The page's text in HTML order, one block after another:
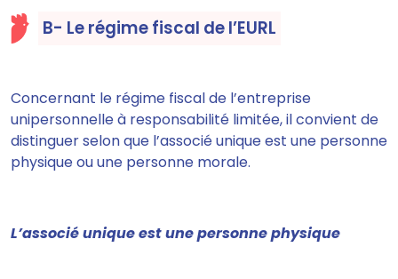
B- Le régime fiscal de l’EURL
Concernant le régime fiscal de l’entreprise
unipersonnelle à responsabilité limitée,il convient de
distinguer selon que l’associé unique est une personne
physique ou une personne morale.
L’associé unique est une personne physique